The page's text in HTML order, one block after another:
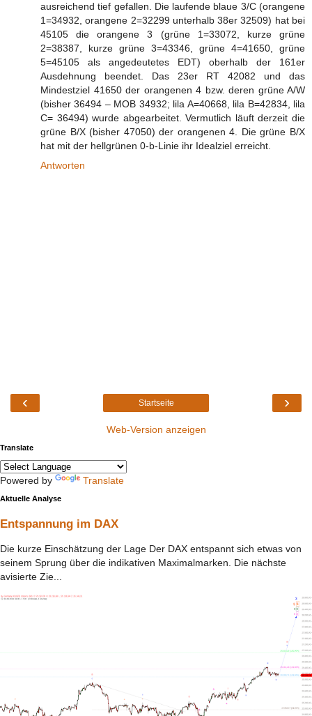
ausreichend tief gefallen. Die laufende blaue 3/C (orangene
1=34932, orangene 2=32299 unterhalb 38er 32509) hat bei
45105 die orangene 3 (grüne 1=33072, kurze grüne
2=38387, kurze grüne 3=43346, grüne 4=41650, grüne
5=45105 als angedeutetes EDT) oberhalb der 161er
Ausdehnung beendet. Das 23er RT 42082 und das
Mindestziel 41650 der orangenen 4 bzw. deren grüne A/W
(bisher 36494 – MOB 34932; lila A=40668, lila B=42834, lila
C= 36494) wurde abgearbeitet. Vermutlich läuft derzeit die
grüne B/X (bisher 47050) der orangenen 4. Die grüne B/X
hat mit der hellgrünen 0-b-Linie ihr Idealziel erreicht.
Antworten
‹ ›
Startseite
Web-Version anzeigen
Translate
Powered by Translate
Aktuelle Analyse
Entspannung im DAX
Die kurze Einschätzung der Lage Der DAX entspannt sich etwas von
seinem Sprung über die indikativen Maximalmarken. Die nächste
avisierte Zie...